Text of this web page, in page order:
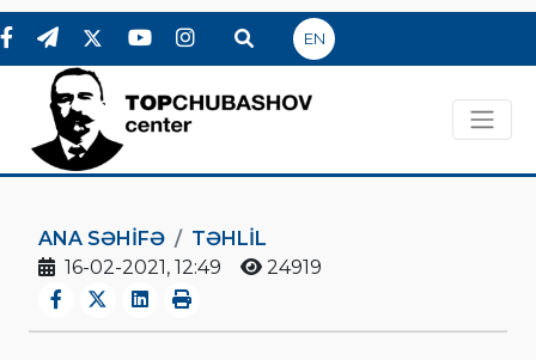
EN
ANA SƏHIFƏ
TƏHLİL
16-02-2021, 12:49
24919